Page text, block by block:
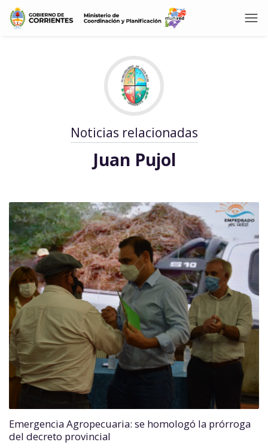
Noticias relacionadas
Juan Pujol
Emergencia Agropecuaria: se homologó la prórroga
del decreto provincial